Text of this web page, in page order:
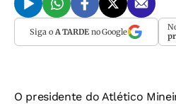
Siga o A TARDEno Google
O presidente do Atlético